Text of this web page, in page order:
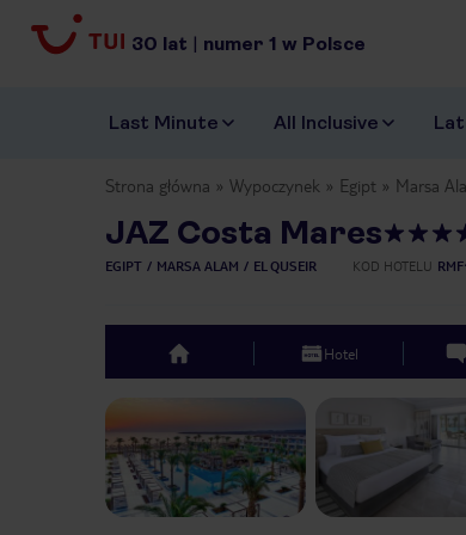
30 lat | numer 1 w Polsce
Last Minute All Inclusive
Strona główna Wypoczynek Egipt Marsa
JAZ Costa Mares
EGIPT MARSA ALAM EL QUSEIR KOD HOTELU
top Hotel